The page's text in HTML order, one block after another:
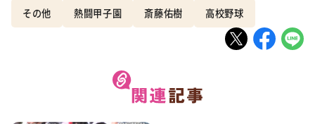
その他 熱闘甲子園 斎藤佑樹 高校野球